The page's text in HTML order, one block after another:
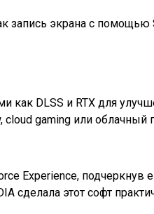
запись экрана с
как DLSS и RTX для
gaming или
Experience, подчеркнув
сделала этот софт